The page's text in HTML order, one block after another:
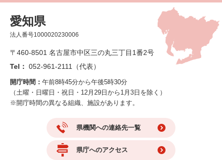
愛知県
法人番号1000020230006
〒460-8501 名古屋市中区三の丸三丁目1番2号
Tel： 052-961-2111（代表）
開庁時間： 午前8時45分から午後5時30分
（土曜・日曜日・祝日・12月29日から1月3日を除く）
※開庁時間の異なる組織、施設があります。
県機関への連絡先一覧
県庁へのアクセス